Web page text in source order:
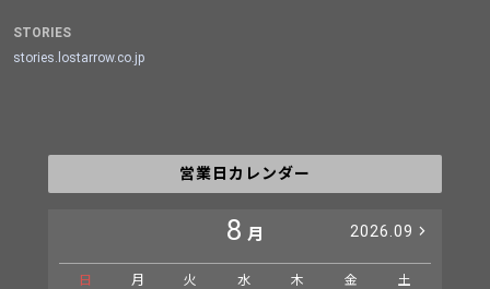
STORIES
stories.lostarrow.co.jp
営業日カレンダー
8 月 2026.09
日 月 火 水 木 金 土